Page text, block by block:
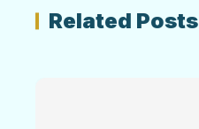
Related Posts